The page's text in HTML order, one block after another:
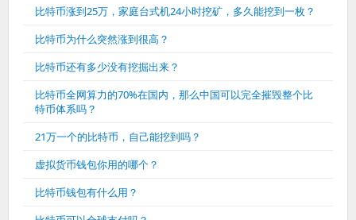
比特币涨到25万，家庭台式机24小时挖矿，多久能挖到一枚？
比特币为什么突然涨到很高？
比特币还有多少没有挖掘出来？
比特币全网算力的70%在国内，那么中国可以完全摧毁整个比
特币体系吗？
21万一个的比特币，自己能挖到吗？
虚拟货币钱包你用的哪个？
比特币钱包有什么用？